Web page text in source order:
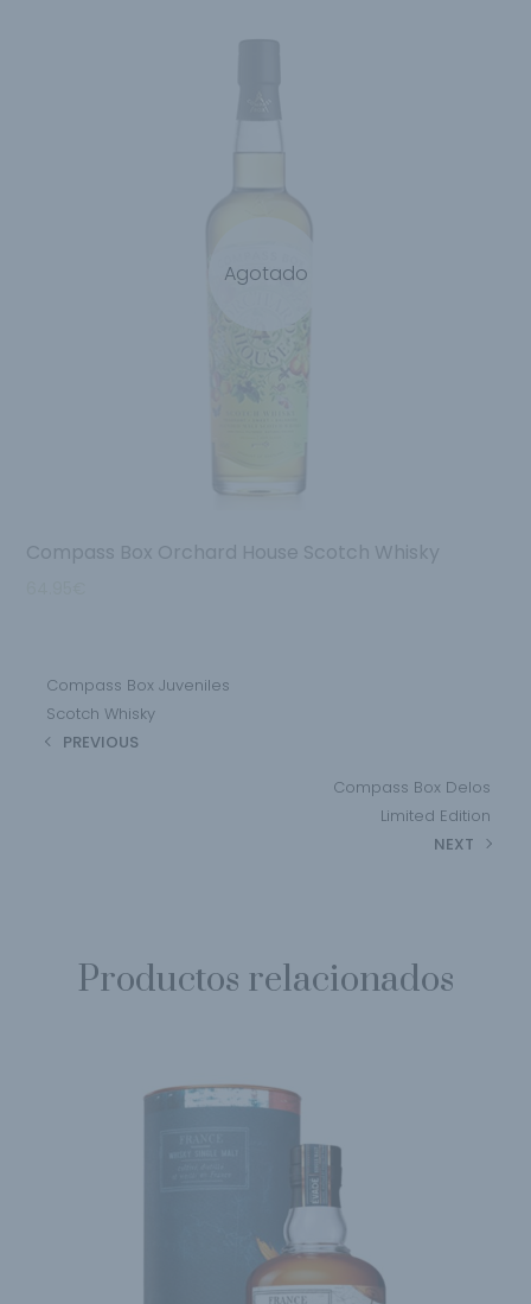
Agotado
Compass Box Orchard House Scotch Whisky
Compass Box Juveniles
Scotch Whisky
PREVIOUS
Compass Box Delos
Limited Edition
NEXT
Productos relacionados